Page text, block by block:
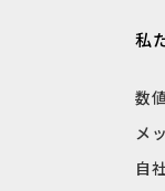
私
数
メ
自